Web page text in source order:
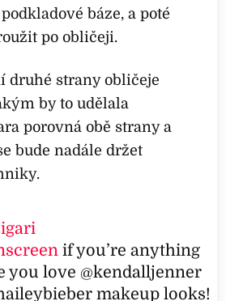
báze, a poté
po obličeji.
druhé strany obličeje
by to udělala
porovná obě strany a
bude nadále držet
if you’re anything
you love @kendalljenner
makeup looks!